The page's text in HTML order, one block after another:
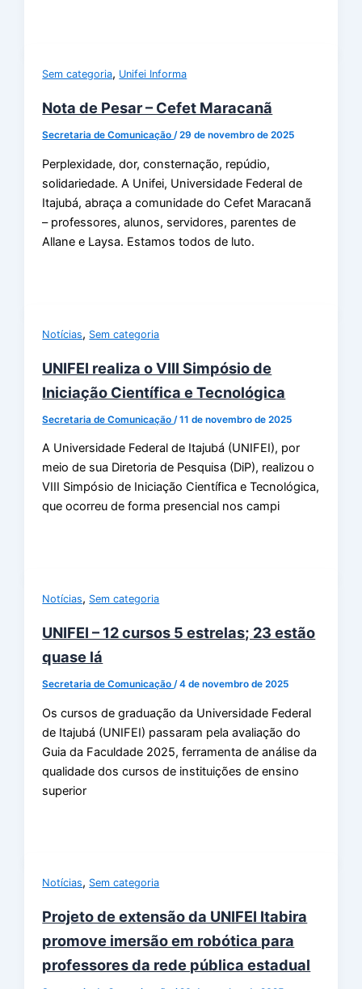
Sem categoria, Unifei Informa
Nota de Pesar – Cefet Maracanã
Secretaria de Comunicação/29 de novembro de 2025
Perplexidade, dor, consternação, repúdio,
solidariedade. A Unifei, Universidade Federal de
Itajubá, abraça a comunidade do Cefet Maracanã
– professores, alunos, servidores, parentes de
Allane e Laysa. Estamos todos de luto.
Notícias, Sem categoria
UNIFEI realiza o VIII Simpósio de
Iniciação Científica e Tecnológica
Secretaria de Comunicação /11 de novembro de 2025
A Universidade Federal de Itajubá (UNIFEI), por
meio de sua Diretoria de Pesquisa (DiP), realizou o
VIII Simpósio de Iniciação Científica e Tecnológica,
que ocorreu de forma presencial nos campi
Notícias, Sem categoria
UNIFEI – 12 cursos 5 estrelas; 23 estão
quase lá
Secretaria de Comunicação/4 de novembro de 2025
Os cursos de graduação da Universidade Federal
de Itajubá (UNIFEI) passaram pela avaliação do
Guia da Faculdade 2025, ferramenta de análise da
qualidade dos cursos de instituições de ensino
superior
Notícias, Sem categoria
Projeto de extensão da UNIFEI Itabira
promove imersão em robótica para
professores da rede pública estadual